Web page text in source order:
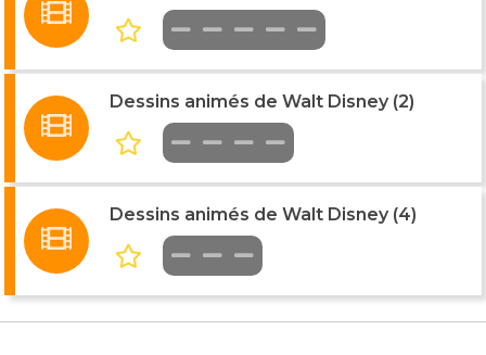
Dessins animés de Walt Disney (2)
Dessins animés de Walt Disney (4)